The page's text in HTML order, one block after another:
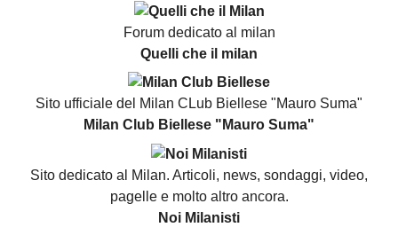
Forum dedicato al milan
Quelli che il milan
Sito ufficiale del Milan CLub Biellese "Mauro Suma"
Milan Club Biellese "Mauro Suma"
Sito dedicato al Milan. Articoli, news, sondaggi, video,
pagelle e molto altro ancora.
Noi Milanisti